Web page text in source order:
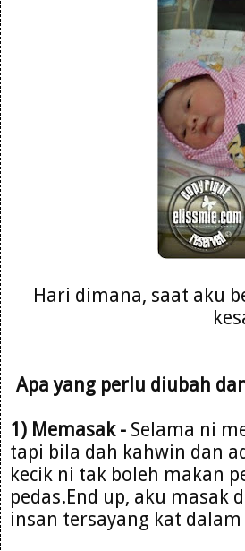
Hari dimana, saat aku
Apa yang perlu diubah
1) Memasak - Selama ni
tapi bila dah kahwin dan
kecik ni tak boleh makan
pedas.End up, aku masak
insan tersayang kat